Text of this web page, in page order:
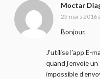
Moctar
23 mars 2016
Bonjour,
J’utilise l’app E-
quand j’envoie
impossible